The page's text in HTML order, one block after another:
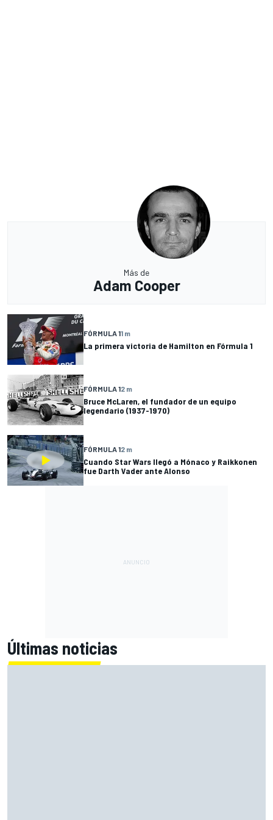
Más de
Adam Cooper
FÓRMULA 11 m
La primera victoria de Hamilton en Fórmula 1
FÓRMULA 12 m
Bruce McLaren, el fundador de un equipo
legendario (1937-1970)
FÓRMULA 12 m
Cuando Star Wars llegó a Mónaco y Raikkonen
fue Darth Vader ante Alonso
Últimas noticias